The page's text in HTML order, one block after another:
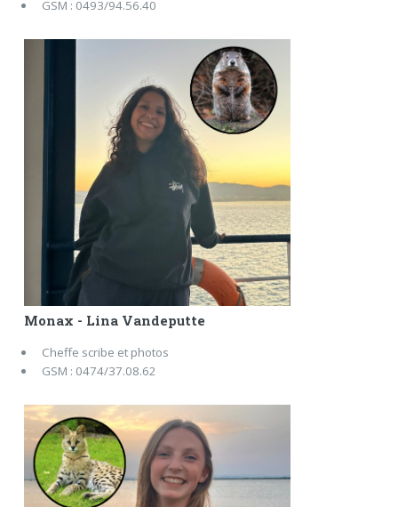
GSM : 0493/94.56.40
Monax - Lina Vandeputte
Cheffe scribe et photos
GSM : 0474/37.08.62